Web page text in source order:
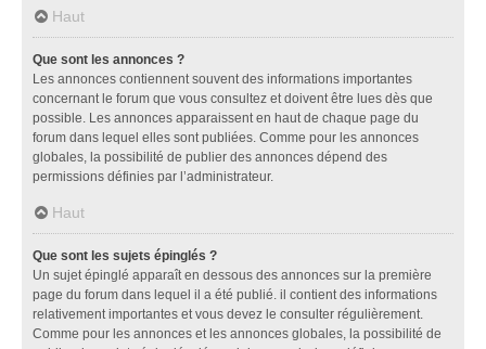
Haut
Que sont les annonces ?
Les annonces contiennent souvent des informations importantes
concernant le forum que vous consultez et doivent être lues dès que
possible. Les annonces apparaissent en haut de chaque page du
forum dans lequel elles sont publiées. Comme pour les annonces
globales, la possibilité de publier des annonces dépend des
permissions définies par l’administrateur.
Haut
Que sont les sujets épinglés ?
Un sujet épinglé apparaît en dessous des annonces sur la première
page du forum dans lequel il a été publié. il contient des informations
relativement importantes et vous devez le consulter régulièrement.
Comme pour les annonces et les annonces globales, la possibilité de